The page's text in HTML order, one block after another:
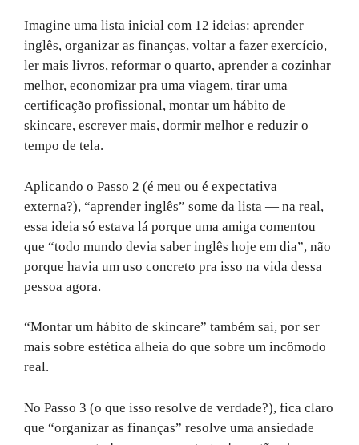
Imagine uma lista inicial com 12 ideias: aprender
inglês, organizar as finanças, voltar a fazer exercício,
ler mais livros, reformar o quarto, aprender a cozinhar
melhor, economizar pra uma viagem, tirar uma
certificação profissional, montar um hábito de
skincare, escrever mais, dormir melhor e reduzir o
tempo de tela.
Aplicando o Passo 2 (é meu ou é expectativa
externa?), “aprender inglês” some da lista — na real,
essa ideia só estava lá porque uma amiga comentou
que “todo mundo devia saber inglês hoje em dia”, não
porque havia um uso concreto pra isso na vida dessa
pessoa agora.
“Montar um hábito de skincare” também sai, por ser
mais sobre estética alheia do que sobre um incômodo
real.
No Passo 3 (o que isso resolve de verdade?), fica claro
que “organizar as finanças” resolve uma ansiedade